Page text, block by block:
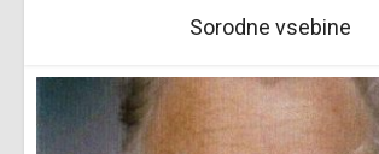
Sorodne vsebine